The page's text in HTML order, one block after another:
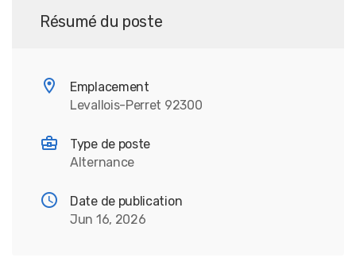
Résumé du poste
Emplacement
Levallois-Perret 92300
Type de poste
Alternance
Date de publication
Jun 16, 2026